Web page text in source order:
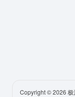
Copyright © 2026 极